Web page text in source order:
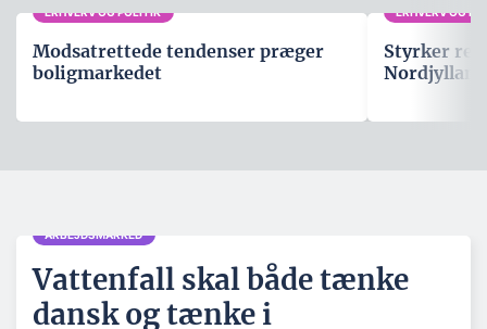
ERHVERV OG POLITIK
Modsatrettede tendenser præger
boligmarkedet
ERHVERV OG
Styrker
Nordjylland
ARBEJDSMARKED
Vattenfall skal både tænke
dansk og tænke i